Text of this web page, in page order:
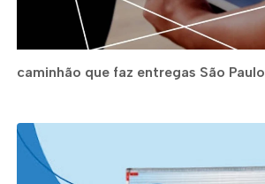
caminhão que faz entregas São Paulo